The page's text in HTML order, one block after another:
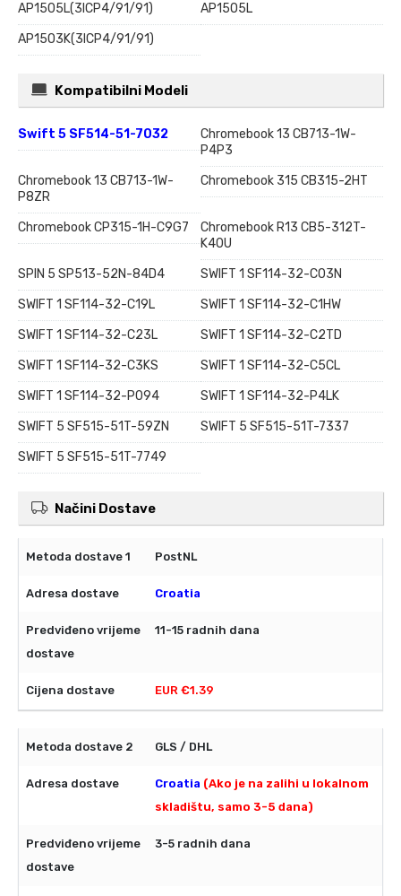
AP1505L(3ICP4/91/91)
AP15O5L
AP15O3K(3ICP4/91/91)
Kompatibilni Modeli
Swift 5 SF514-51-7032
Chromebook 13 CB713-1W-
P4P3
Chromebook 13 CB713-1W-
P8ZR
Chromebook 315 CB315-2HT
Chromebook CP315-1H-C9G7
Chromebook R13 CB5-312T-
K40U
SPIN 5 SP513-52N-84D4
SWIFT 1 SF114-32-C03N
SWIFT 1 SF114-32-C19L
SWIFT 1 SF114-32-C1HW
SWIFT 1 SF114-32-C23L
SWIFT 1 SF114-32-C2TD
SWIFT 1 SF114-32-C3KS
SWIFT 1 SF114-32-C5CL
SWIFT 1 SF114-32-P094
SWIFT 1 SF114-32-P4LK
SWIFT 5 SF515-51T-59ZN
SWIFT 5 SF515-51T-7337
SWIFT 5 SF515-51T-7749
Načini Dostave
PostNL
Croatia
11-15 radnih dana
EUR €1.39
GLS / DHL
Croatia (Ako je na zalihi u lokalnom
skladištu, samo 3-5 dana)
3-5 radnih dana